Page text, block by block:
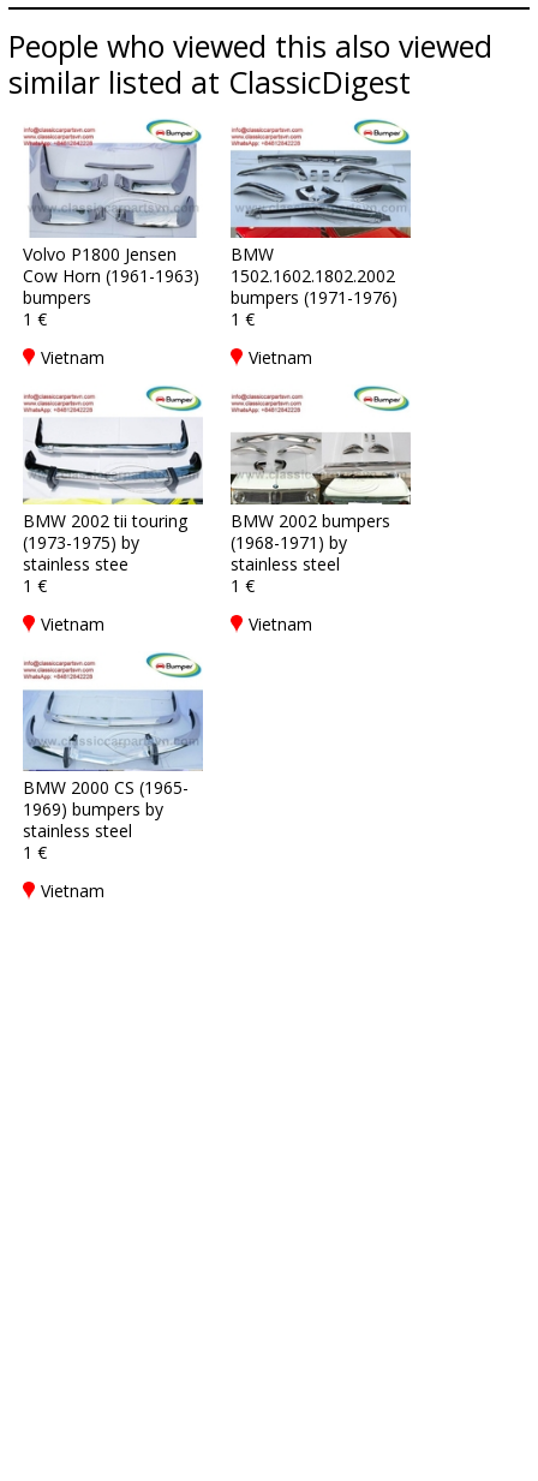
People who viewed this also viewed
similar listed at ClassicDigest
Volvo P1800 Jensen
Cow Horn (1961-1963)
bumpers
1 €
Vietnam
BMW
1502.1602.1802.2002
bumpers (1971-1976)
1 €
Vietnam
BMW 2002 tii touring
(1973-1975) by
stainless stee
1 €
Vietnam
BMW 2002 bumpers
(1968-1971) by
stainless steel
1 €
Vietnam
BMW 2000 CS (1965-
1969) bumpers by
stainless steel
1 €
Vietnam